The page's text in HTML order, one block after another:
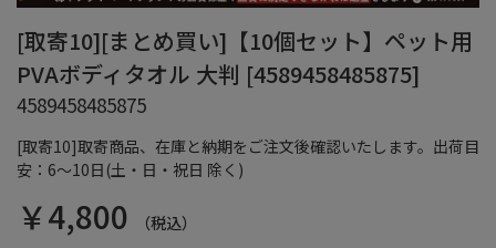
[取寄10]取寄商品、在庫と納期をご注文後確認いたします。出荷目
安：6～10日(土・日・祝日 除く)
[取寄10][まとめ買い]【10個セット】ペット用
PVAボディタオル 大判 [4589458485875]
4589458485875
￥4,800 （税込）